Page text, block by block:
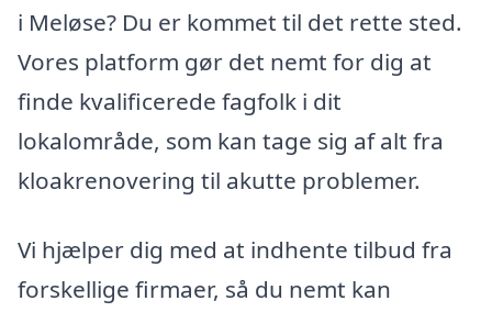
i Meløse? Du er kommet til det rette sted.
Vores platform gør det nemt for dig at
finde kvalificerede fagfolk i dit
lokalområde, som kan tage sig af alt fra
kloakrenovering til akutte problemer.
Vi hjælper dig med at indhente tilbud fra
forskellige firmaer, så du nemt kan